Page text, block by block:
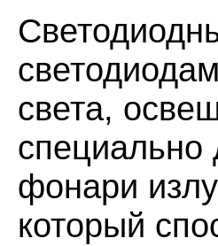
света,
специально
фонари
который